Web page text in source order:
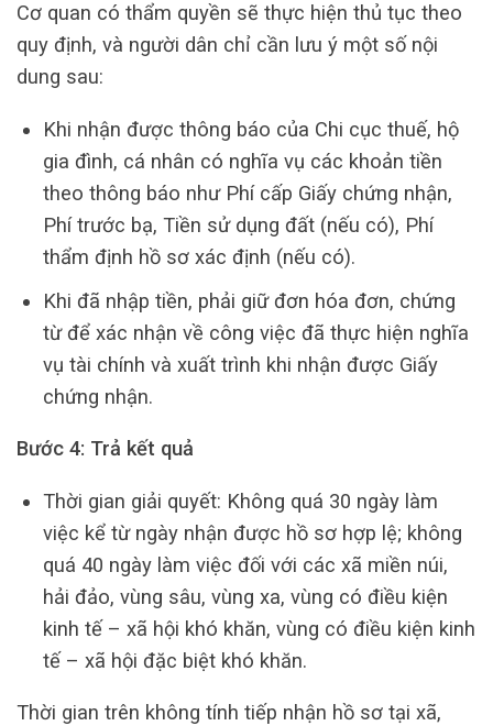
Cơ quan có thẩm quyền sẽ thực hiện thủ tục theo
quy định, và người dân chỉ cần lưu ý một số nội
dung sau:
Khi nhận được thông báo của Chi cục thuế, hộ
gia đình, cá nhân có nghĩa vụ các khoản tiền
theo thông báo như Phí cấp Giấy chứng nhận,
Phí trước bạ, Tiền sử dụng đất (nếu có), Phí
thẩm định hồ sơ xác định (nếu có).
Khi đã nhập tiền, phải giữ đơn hóa đơn, chứng
từ để xác nhận về công việc đã thực hiện nghĩa
vụ tài chính và xuất trình khi nhận được Giấy
chứng nhận.
Bước 4: Trả kết quả
Thời gian giải quyết: Không quá 30 ngày làm
việc kể từ ngày nhận được hồ sơ hợp lệ; không
quá 40 ngày làm việc đối với các xã miền núi,
hải đảo, vùng sâu, vùng xa, vùng có điều kiện
kinh tế – xã hội khó khăn, vùng có điều kiện kinh
tế – xã hội đặc biệt khó khăn.
Thời gian trên không tính tiếp nhận hồ sơ tại xã,